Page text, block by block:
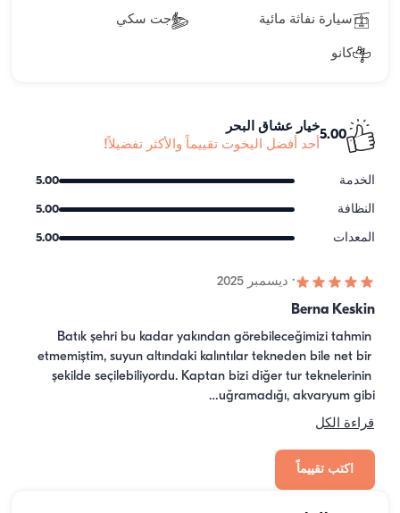
سيارة نفاثة مائية جت سكي
كانو
5.00
خيار عشاق البحر
أحد أفضل اليخوت تقييماً والأكثر تفضيلاً!
الخدمة 5.00
النظافة 5.00
المعدات 5.00
· ديسمبر 2025
Berna Keskin
Batık şehri bu kadar yakından görebileceğimizi tahmin
etmemiştim, suyun altındaki kalıntılar tekneden bile net bir
şekilde seçilebiliyordu. Kaptan bizi diğer tur teknelerinin
uğramadığı, akvaryum gibi…
قراءة الكل
اكتب تقييماً